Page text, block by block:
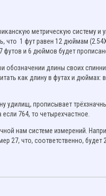
метрическую систему
1 фут равен 12 дюймам
и 6 дюймов будет прописано
обозначении длины своих
как длину в футах и
удилищ, прописывает
764, то четырехчастное.
нам системе измерений.
27, что, соответственно, будет